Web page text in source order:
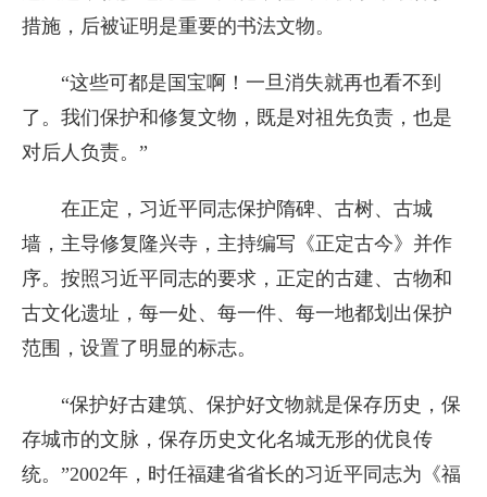
措施，后被证明是重要的书法文物。
“这些可都是国宝啊！一旦消失就再也看不到
了。我们保护和修复文物，既是对祖先负责，也是
对后人负责。”
在正定，习近平同志保护隋碑、古树、古城
墙，主导修复隆兴寺，主持编写《正定古今》并作
序。按照习近平同志的要求，正定的古建、古物和
古文化遗址，每一处、每一件、每一地都划出保护
范围，设置了明显的标志。
“保护好古建筑、保护好文物就是保存历史，保
存城市的文脉，保存历史文化名城无形的优良传
统。”2002年，时任福建省省长的习近平同志为《福